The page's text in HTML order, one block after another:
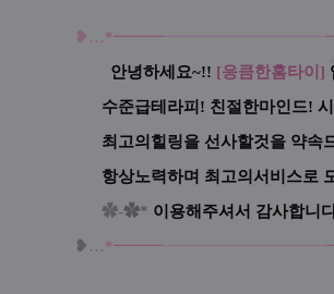
❥ …*━━━━━━━━━━━━━
안녕하세요~!! [응큼한홈타이]
수준급테라피! 친절한마인드!
최고의힐링을 선사할것을 약속
항상노력하며 최고의서비스로
✿-✿* 이용해주셔서 감사합니
❥ …*━━━━━━━━━━━━━